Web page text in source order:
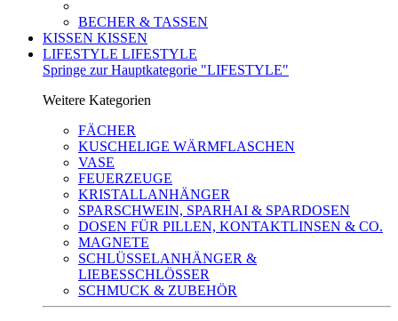
BECHER & TASSEN
KISSEN KISSEN
LIFESTYLE LIFESTYLE
Springe zur Hauptkategorie "LIFESTYLE"
Weitere Kategorien
FÄCHER
KUSCHELIGE WÄRMFLASCHEN
VASE
FEUERZEUGE
KRISTALLANHÄNGER
SPARSCHWEIN, SPARHAI & SPARDOSEN
DOSEN FÜR PILLEN, KONTAKTLINSEN & CO.
MAGNETE
SCHLÜSSELANHÄNGER &
LIEBESSCHLÖSSER
SCHMUCK & ZUBEHÖR